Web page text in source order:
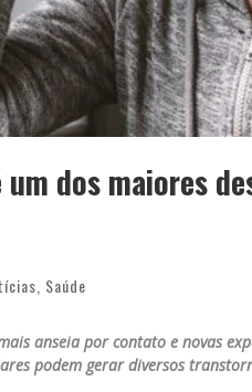
dos maiores
Saúde
anseia por contato e novas
podem gerar diversos